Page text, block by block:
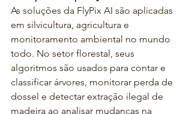
As soluções da FlyPix AI são aplicadas
em silvicultura, agricultura e
monitoramento ambiental no mundo
todo. No setor florestal, seus
algoritmos são usados para contar e
classificar árvores, monitorar perda de
dossel e detectar extração ilegal de
madeira ao analisar mudanças na